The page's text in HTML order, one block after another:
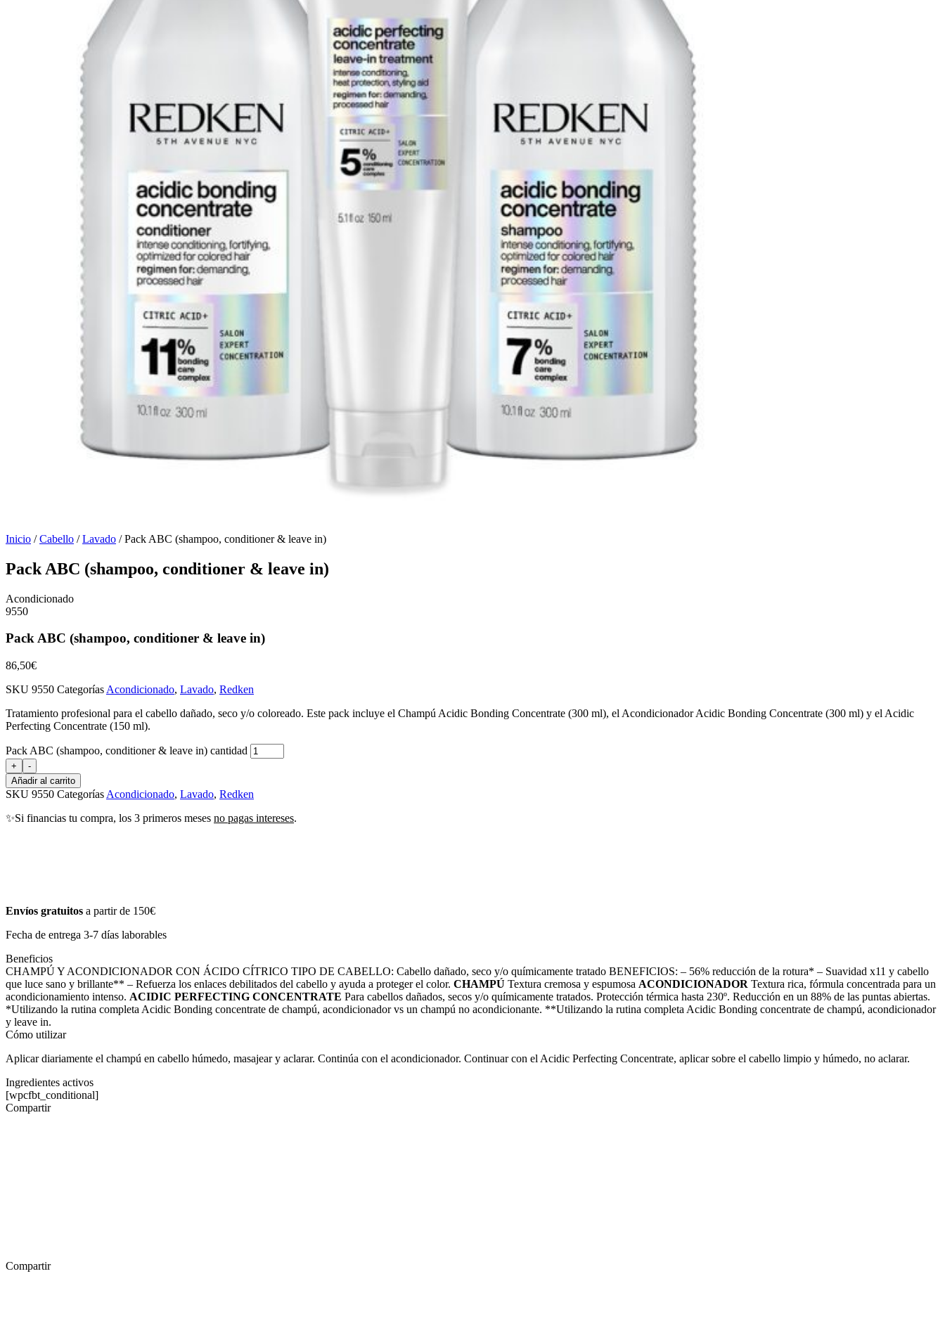
Inicio /Cabello /Lavado / Pack ABC (shampoo, conditioner & leave in)
Pack ABC (shampoo, conditioner & leave in)
Acondicionado
9550
Pack ABC (shampoo, conditioner & leave in)
86,50€
SKU 9550 Categorías Acondicionado, Lavado, Redken
Tratamiento profesional para el cabello dañado, seco y/o coloreado. Este pack incluye el Champú Acidic Bonding Concentrate (300 ml), el Acondicionador Acidic Bonding Concentrate (300 ml) y el Acidic
Perfecting Concentrate (150 ml).
Pack ABC (shampoo, conditioner & leave in) cantidad
+
-
Añadir al carrito
SKU 9550 Categorías Acondicionado, Lavado, Redken
✨Si financias tu compra, los 3 primeros meses no pagas intereses.
Envíos gratuitos a partir de 150€
Fecha de entrega 3-7 días laborables
Beneficios
CHAMPÚ Y ACONDICIONADOR CON ÁCIDO CÍTRICO TIPO DE CABELLO: Cabello dañado, seco y/o químicamente tratado BENEFICIOS: – 56% reducción de la rotura* – Suavidad x11 y cabello
que luce sano y brillante** – Refuerza los enlaces debilitados del cabello y ayuda a proteger el color. CHAMPÚ Textura cremosa y espumosa ACONDICIONADOR Textura rica, fórmula concentrada para un
acondicionamiento intenso. ACIDIC PERFECTING CONCENTRATE Para cabellos dañados, secos y/o químicamente tratados. Protección térmica hasta 230º. Reducción en un 88% de las puntas abiertas.
*Utilizando la rutina completa Acidic Bonding concentrate de champú, acondicionador vs un champú no acondicionante. **Utilizando la rutina completa Acidic Bonding concentrate de champú, acondicionador
y leave in.
Cómo utilizar
Aplicar diariamente el champú en cabello húmedo, masajear y aclarar. Continúa con el acondicionador. Continuar con el Acidic Perfecting Concentrate, aplicar sobre el cabello limpio y húmedo, no aclarar.
Ingredientes activos
[wpcfbt_conditional]
Compartir
Compartir